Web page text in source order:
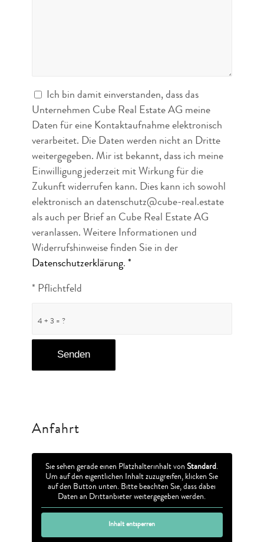
Ich bin damit einverstanden, dass das
Unternehmen Cube Real Estate AG meine
Daten für eine Kontaktaufnahme elektronisch
verarbeitet. Die Daten werden nicht an Dritte
weitergegeben. Mir ist bekannt, dass ich meine
Einwilligung jederzeit mit Wirkung für die
Zukunft widerrufen kann. Dies kann ich sowohl
elektronisch an datenschutz@cube-real.estate
als auch per Brief an Cube Real Estate AG
veranlassen. Weitere Informationen und
Widerrufshinweise finden Sie in der
Datenschutzerklärung. *
* Pflichtfeld
4 + 3 = ?
Anfahrt
Sie sehen gerade einen Platzhalterinhalt vonStandard.
Um auf den eigentlichen Inhalt zuzugreifen, klicken Sie
auf den Button unten. Bitte beachten Sie, dass dabei
Daten an Drittanbieter weitergegeben werden.
Inhalt entsperren